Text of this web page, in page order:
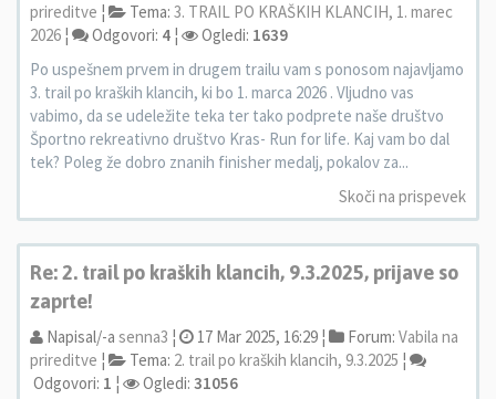
prireditve ¦ Tema: 3. TRAIL PO KRAŠKIH KLANCIH, 1. marec
2026 ¦ Odgovori: 4 ¦ Ogledi: 1639
Po uspešnem prvem in drugem trailu vam s ponosom najavljamo
3. trail po kraških klancih, ki bo 1. marca 2026 . Vljudno vas
vabimo, da se udeležite teka ter tako podprete naše društvo
Športno rekreativno društvo Kras- Run for life. Kaj vam bo dal
tek? Poleg že dobro znanih finisher medalj, pokalov za...
Skoči na prispevek
Re: 2. trail po kraških klancih, 9.3.2025, prijave so
zaprte!
Napisal/-a senna3 ¦ 17 Mar 2025, 16:29 ¦ Forum: Vabila na
prireditve ¦ Tema: 2. trail po kraških klancih, 9.3.2025 ¦
Odgovori: 1 ¦ Ogledi: 31056